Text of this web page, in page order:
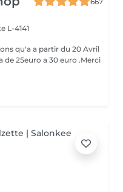
L-4141
qu'a a partir du 20 Avril
de 25euro a 30 euro .Merci